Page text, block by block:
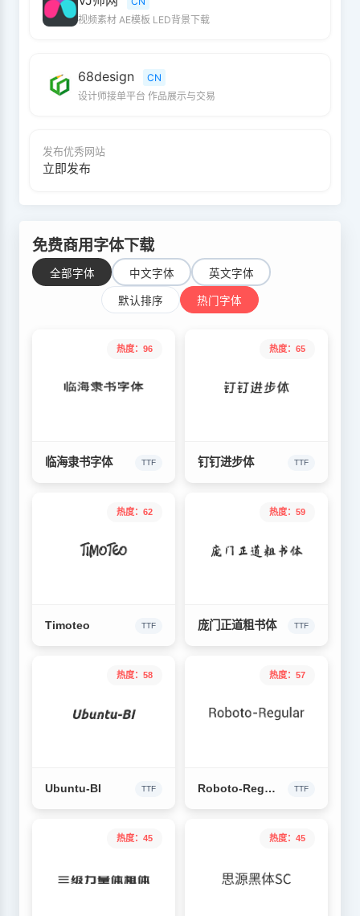
视频素材 AE模板 LED背景下载
68design
CN
设计师接单平台 作品展示与交易
发布优秀网站
立即发布
免费商用字体下载
全部字体 中文字体 英文字体
默认排序 热门字体
热度：96
临海隶书字体 TTF
热度：65
钉钉进步体 TTF
热度：62
Timoteo TTF
热度：59
庞门正道粗书体 TTF
热度：58
Ubuntu-BI TTF
热度：57
Roboto-Regular TTF
热度：45 热度：45